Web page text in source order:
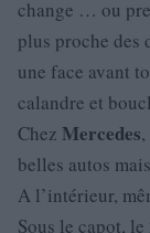
change … ou
plus proche des
une face avant
calandre et
Chez Mercedes
belles autos
A l’intérieur,
Sous le capot,